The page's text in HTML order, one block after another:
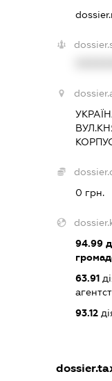
0 грн.
94.99
63.91
93.12